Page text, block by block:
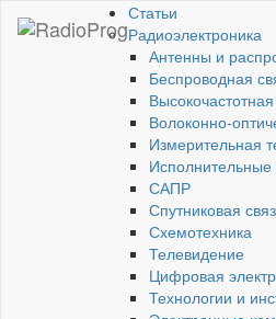
Статьи
Радиоэлектроника
Антенны и
Беспроводная
Волоконно-
Измерительная
САПР
Спутниковая
Схемотехника
Телевидение
Цифровая
Технологии и